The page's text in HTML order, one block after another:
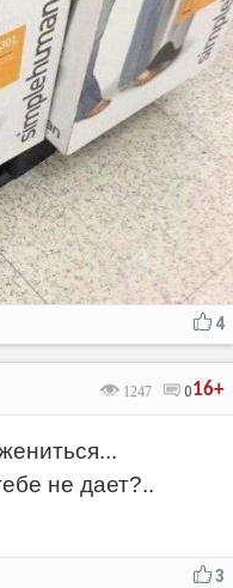
4
16+
1247 0
не дает?..
3